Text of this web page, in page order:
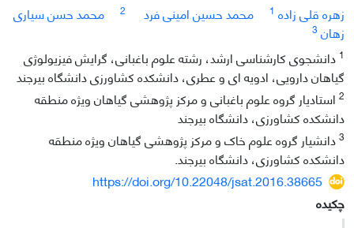
زهره قلی زاده 1 محمد حسین امینی فرد 2
محمد حسن سیاری
زهان 3
1 دانشجوی کارشناسی ارشد، رشته علوم باغبانی، گرایش فیزیولوژی
گیاهان دارویی، ادویه ای و عطری، دانشکده کشاورزی دانشگاه بیرجند
2 استادیار گروه علوم باغبانی و مرکز پژوهشی گیاهان ویژه منطقه
دانشکده کشاورزی، دانشگاه بیرجند
3دانشیار گروه علوم خاک و مرکز پژوهشی گیاهان ویژه منطقه
دانشکده کشاورزی، دانشگاه بیرجند.
https://doi.org/10.22048/jsat.2016.38665
چکیده